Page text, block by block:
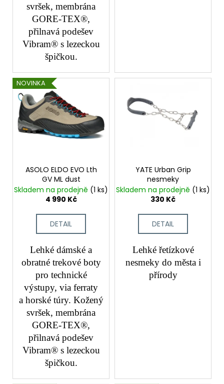
svršek, membrána
GORE-TEX®,
přilnavá podešev
Vibram® s lezeckou
špičkou.
NOVINKA
ASOLO ELDO EVO Lth
GV ML dust
Skladem na prodejně (1 ks)
4 990 Kč
DETAIL
Lehké dámské a
obratné trekové boty
pro technické
výstupy, via ferraty
a horské túry. Kožený
svršek, membrána
GORE-TEX®,
přilnavá podešev
Vibram® s lezeckou
špičkou.
YATE Urban Grip
nesmeky
Skladem na prodejně (1 ks)
330 Kč
DETAIL
Lehké řetízkové
nesmeky do města i
přírody